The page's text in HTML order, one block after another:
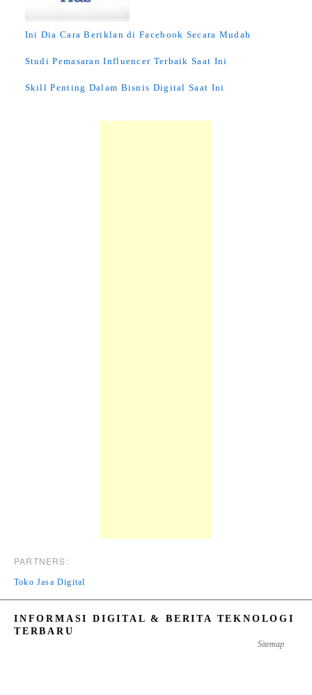
Ini Dia Cara Beriklan di Facebook Secara Mudah
Studi Pemasaran Influencer Terbaik Saat Ini
Skill Penting Dalam Bisnis Digital Saat Ini
PARTNERS:
Toko Jasa Digital
INFORMASI DIGITAL & BERITA TEKNOLOGI
TERBARU
Sitemap